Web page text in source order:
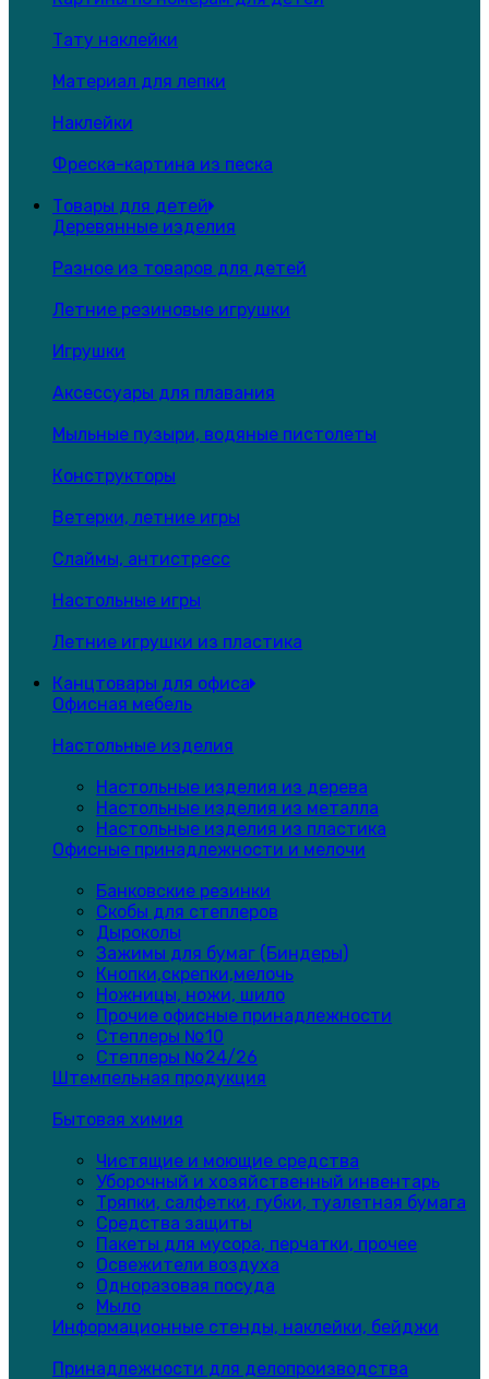
Тату наклейки
Материал для лепки
Наклейки
Фреска-картина из песка
Товары для детей
Деревянные изделия
Разное из товаров для детей
Летние резиновые игрушки
Игрушки
Аксессуары для плавания
Мыльные пузыри, водяные пистолеты
Конструкторы
Ветерки, летние игры
Слаймы, антистресс
Настольные игры
Летние игрушки из пластика
Канцтовары для офиса
Офисная мебель
Настольные изделия
Настольные изделия из дерева
Настольные изделия из металла
Настольные изделия из пластика
Офисные принадлежности и мелочи
Банковские резинки
Скобы для степлеров
Дыроколы
Зажимы для бумаг (Биндеры)
Кнопки,скрепки,мелочь
Ножницы, ножи, шило
Прочие офисные принадлежности
Степлеры №10
Степлеры №24/26
Штемпельная продукция
Бытовая химия
Чистящие и моющие средства
Уборочный и хозяйственный инвентарь
Тряпки, салфетки, губки, туалетная бумага
Средства защиты
Пакеты для мусора, перчатки, прочее
Освежители воздуха
Одноразовая посуда
Мыло
Информационные стенды, наклейки, бейджи
Принадлежности для делопроизводства